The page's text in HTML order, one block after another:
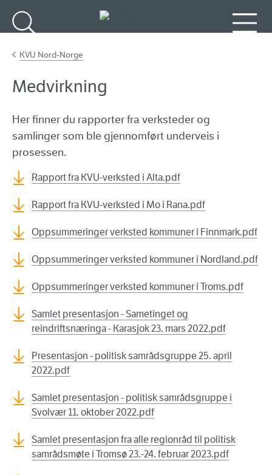
KVU Nord-Norge
Medvirkning
Her finner du rapporter fra verksteder og
samlinger som ble gjennomført underveis i
prosessen.
Rapport fra KVU-verksted i Alta.pdf
Rapport fra KVU-verksted i Mo i Rana.pdf
Oppsummeringer verksted kommuner i Finnmark.pdf
Oppsummeringer verksted kommuner i Nordland.pdf
Oppsummeringer verksted kommuner i Troms.pdf
Samlet presentasjon - Sametinget og
reindriftsnæringa - Karasjok 23. mars 2022.pdf
Presentasjon - politisk samrådsgruppe 25. april
2022.pdf
Samlet presentasjon - politisk samrådsgruppe i
Svolvær 11. oktober 2022.pdf
Samlet presentasjon fra alle regionråd til politisk
samrådsmøte i Tromsø 23.-24. februar 2023.pdf